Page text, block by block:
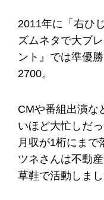
2011年に「右ひ
ズムネタで大ブ
ント』では準優
2700。
CMや番組出演な
いほど大忙しだ
月収が1桁にまで
ツネさんは不動
草鞋で活動しまし